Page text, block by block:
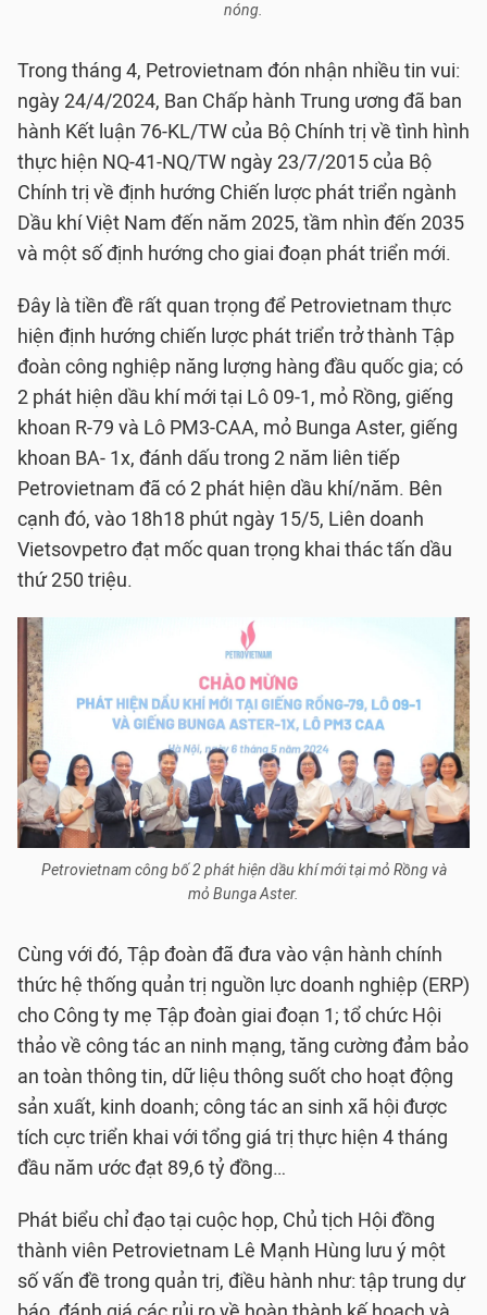
nóng.
Trong tháng 4, Petrovietnam đón nhận nhiều tin vui:
ngày 24/4/2024, Ban Chấp hành Trung ương đã ban
hành Kết luận 76-KL/TW của Bộ Chính trị về tình hình
thực hiện NQ-41-NQ/TW ngày 23/7/2015 của Bộ
Chính trị về định hướng Chiến lược phát triển ngành
Dầu khí Việt Nam đến năm 2025, tầm nhìn đến 2035
và một số định hướng cho giai đoạn phát triển mới.
Đây là tiền đề rất quan trọng để Petrovietnam thực
hiện định hướng chiến lược phát triển trở thành Tập
đoàn công nghiệp năng lượng hàng đầu quốc gia; có
2 phát hiện dầu khí mới tại Lô 09-1, mỏ Rồng, giếng
khoan R-79 và Lô PM3-CAA, mỏ Bunga Aster, giếng
khoan BA- 1x, đánh dấu trong 2 năm liên tiếp
Petrovietnam đã có 2 phát hiện dầu khí/năm. Bên
cạnh đó, vào 18h18 phút ngày 15/5, Liên doanh
Vietsovpetro đạt mốc quan trọng khai thác tấn dầu
thứ 250 triệu.
Petrovietnam công bố 2 phát hiện dầu khí mới tại mỏ Rồng và
mỏ Bunga Aster.
Cùng với đó, Tập đoàn đã đưa vào vận hành chính
thức hệ thống quản trị nguồn lực doanh nghiệp (ERP)
cho Công ty mẹ Tập đoàn giai đoạn 1; tổ chức Hội
thảo về công tác an ninh mạng, tăng cường đảm bảo
an toàn thông tin, dữ liệu thông suốt cho hoạt động
sản xuất, kinh doanh; công tác an sinh xã hội được
tích cực triển khai với tổng giá trị thực hiện 4 tháng
đầu năm ước đạt 89,6 tỷ đồng…
Phát biểu chỉ đạo tại cuộc họp, Chủ tịch Hội đồng
thành viên Petrovietnam Lê Mạnh Hùng lưu ý một
số vấn đề trong quản trị, điều hành như: tập trung dự